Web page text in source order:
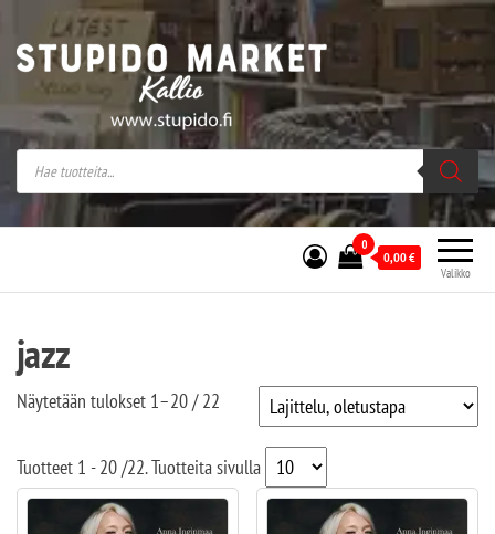
Stupido Market – verkossa ja kivijalassa
Stupido Market on vaihtoehtomusaan
erikoistunut verkko- sekä
kivijalkakauppa Helsingissä Kallion
sydämessä.
Valikko
0
0,00€
jazz
Näytetään tulokset 1–20 / 22
Tuotteet 1 - 20/22. Tuotteita sivulla